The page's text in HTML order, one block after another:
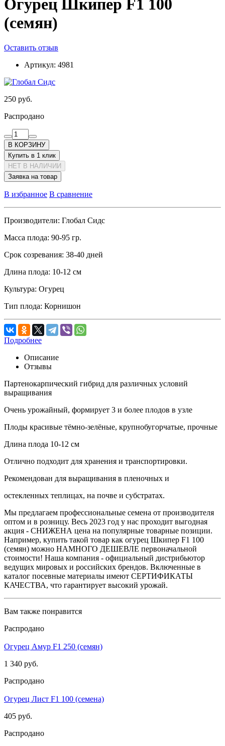
Огурец Шкипер F1 100
(семян)
Оставить отзыв
Артикул: 4981
250 руб.
Распродано
В КОРЗИНУ
Купить в 1 клик
НЕТ В НАЛИЧИИ
Заявка на товар
В избранное В сравнение
Производители: Глобал Сидс
Масса плода: 90-95 гр.
Срок созревания: 38-40 дней
Длина плода: 10-12 см
Культура: Огурец
Тип плода: Корнишон
Подробнее
Описание
Отзывы
Партенокарпический гибрид для различных условий
выращивания
Очень урожайный, формирует 3 и более плодов в узле
Плоды красивые тёмно-зелёные, крупнобугорчатые, прочные
Длина плода 10-12 см
Отлично подходит для хранения и транспортировки.
Рекомендован для выращивания в пленочных и
остекленных теплицах, на почве и субстратах.
Мы предлагаем профессиональные семена от производителя
оптом и в розницу. Весь 2023 год у нас проходит выгодная
акция - СНИЖЕНА цена на популярные товарные позиции.
Например, купить такой товар как огурец Шкипер F1 100
(семян) можно НАМНОГО ДЕШЕВЛЕ первоначальной
стоимости! Наша компания - официальный дистрибьютор
ведущих мировых и российских брендов. Включенные в
каталог посевные материалы имеют СЕРТИФИКАТЫ
КАЧЕСТВА, что гарантирует высокий урожай.
Вам также понравится
Распродано
Огурец Амур F1 250 (семян)
1 340 руб.
Распродано
Огурец Лист F1 100 (семена)
405 руб.
Распродано